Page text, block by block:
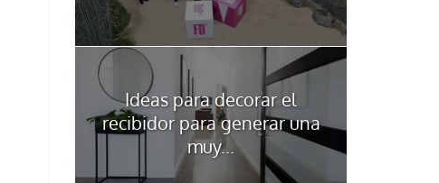
Ideas para decorar el
recibidor para generar una
muy...